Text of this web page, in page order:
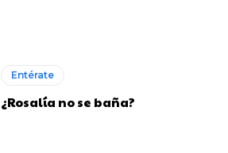
Entérate
¿Rosalía no se baña?